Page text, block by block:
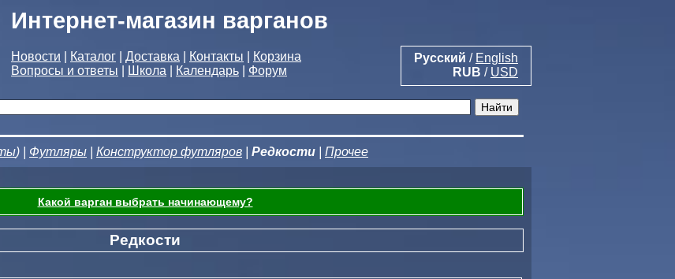
Интернет-магазин варганов
Русский / English
RUB / USD
Новости Каталог Доставка Контакты
Корзина
Вопросы и ответы
Школа Календарь Форум
) | Футляры Конструктор футляров Редкости Прочее
Какой варган выбрать начинающему?
Редкости